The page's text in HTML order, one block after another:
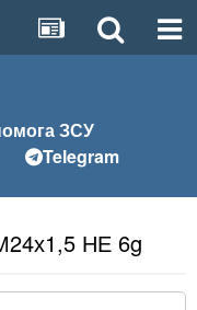
ЗСУ
Telegram
НЕ 6g